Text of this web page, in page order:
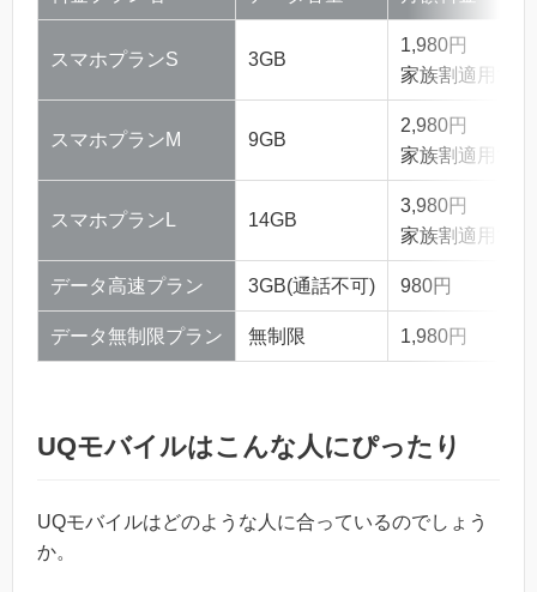
スマホプランS 3GB
1,980円
家族割適用で
スマホプランM 9GB
2,980円
家族割適用で
スマホプランL 14GB
3,980円
家族割適用で
データ高速プラン 3GB(通話不可) 980円
データ無制限プラン 無制限 1,980円
UQモバイルはこんな人にぴったり
UQモバイルはどのような人に合っているのでしょう
か。